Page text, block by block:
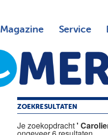
Magazine Service
ZOEKRESULTATEN
Je zoekopdracht'